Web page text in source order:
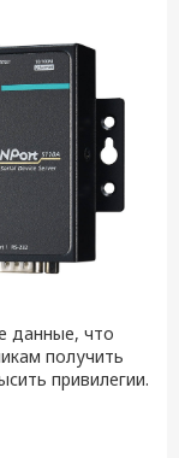
данные, что
получить
привилегии.